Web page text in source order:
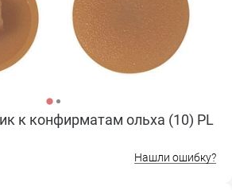
к конфирматам ольха (10) PL
Нашли ошибку?